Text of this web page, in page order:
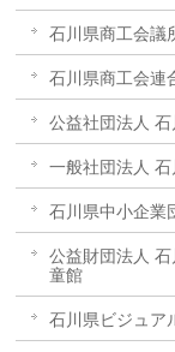
石川県商工会
石川県商工会
公益社団法人
一般社団法人
石川県中小企
公益財団法人
童館
石川県ビジュ